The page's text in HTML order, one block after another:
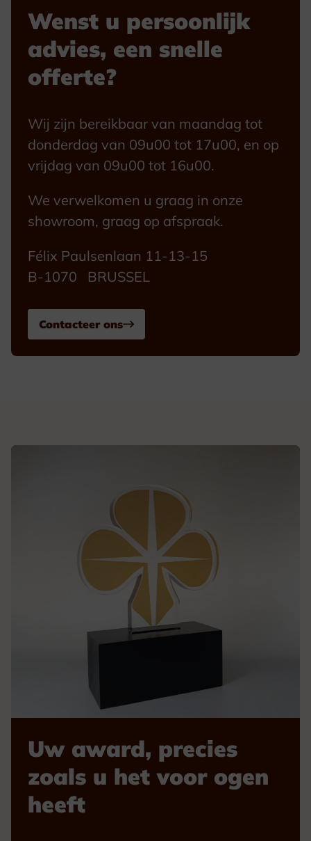
Wenst u persoonlijk
advies, een snelle
offerte?
Wij zijn bereikbaar van maandag tot
donderdag van 09u00 tot 17u00, en op
vrijdag van 09u00 tot 16u00.
We verwelkomen u graag in onze
showroom, graag op afspraak.
Félix Paulsenlaan 11-13-15
B-1070 BRUSSEL
Contacteer ons
Uw award, precies
zoals u het voor ogen
heeft